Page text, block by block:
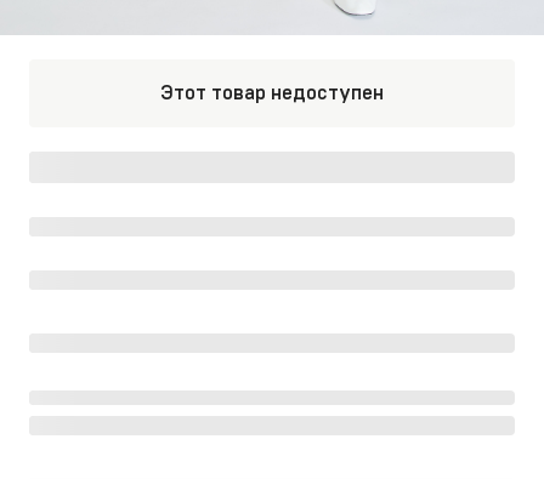
Этот товар недоступен